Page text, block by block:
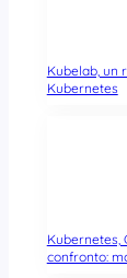
Kubelab, un
Kubernetes
Kubernetes,
confronto: